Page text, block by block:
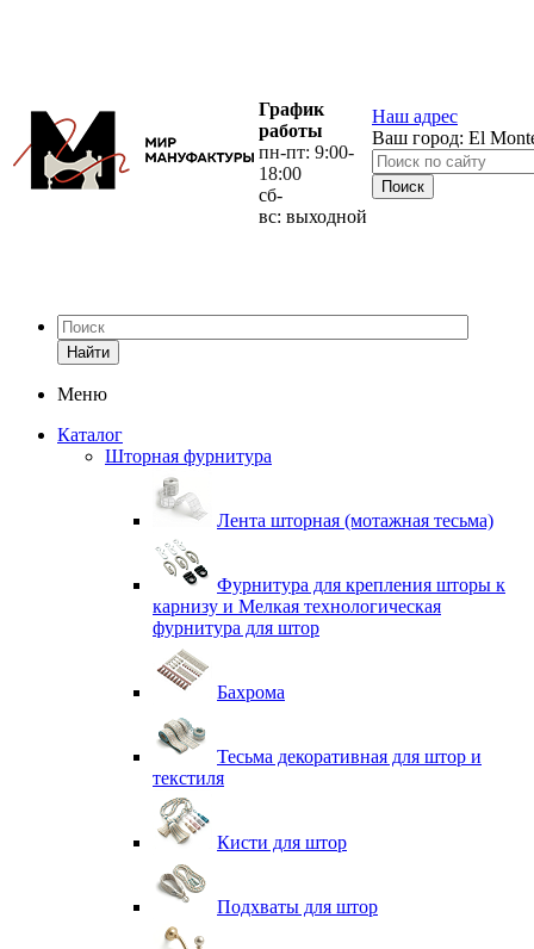
График
работы
пн-пт: 9:00-
18:00
сб-
вс: выходной
Наш адрес
Ваш город: El
Найти
Меню
Каталог
Шторная фурнитура
Лента шторная (мотажная тесьма)
Фурнитура для крепления шторы к
карнизу и Мелкая технологическая
фурнитура для штор
Бахрома
Тесьма декоративная для штор и
текстиля
Кисти для штор
Подхваты для штор